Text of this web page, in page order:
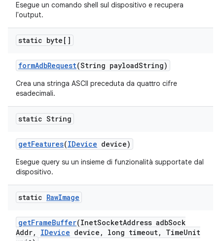
Esegue un comando shell sul dispositivo e recupera
l'output.
static byte[]
formAdbRequest(String payloadString)
Crea una stringa ASCII preceduta da quattro cifre
esadecimali.
static String
getFeatures(IDevice device)
Esegue query su un insieme di funzionalità supportate dal
dispositivo.
static RawImage
getFrameBuffer(InetSocketAddress adbSock
Addr, IDevice device , long timeout, TimeUnit